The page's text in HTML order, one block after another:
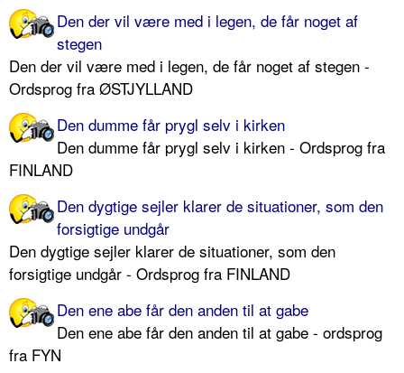
Den der vil være med i legen, de får noget af
stegen
Den der vil være med i legen, de får noget af stegen -
Ordsprog fra ØSTJYLLAND
Den dumme får prygl selv i kirken
Den dumme får prygl selv i kirken - Ordsprog fra
FINLAND
Den dygtige sejler klarer de situationer, som den
forsigtige undgår
Den dygtige sejler klarer de situationer, som den
forsigtige undgår - Ordsprog fra FINLAND
Den ene abe får den anden til at gabe
Den ene abe får den anden til at gabe - ordsprog
fra FYN